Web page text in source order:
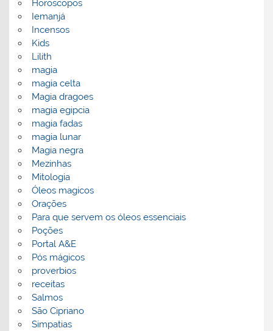
Horoscopos
Iemanjá
Incensos
Kids
Lilith
magia
magia celta
Magia dragoes
magia egipcia
magia fadas
magia lunar
Magia negra
Mezinhas
Mitologia
Óleos magicos
Orações
Para que servem os óleos essenciais
Poções
Portal A&E
Pós mágicos
proverbios
receitas
Salmos
São Cipriano
Simpatias